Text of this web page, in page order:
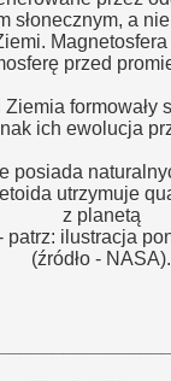
słonecznym, a
Magnetosfera
przed
Ziemia formowały
ich ewolucja
posiada
utrzymuje
z planetą
patrz: ilustracja
(źródło - NASA).